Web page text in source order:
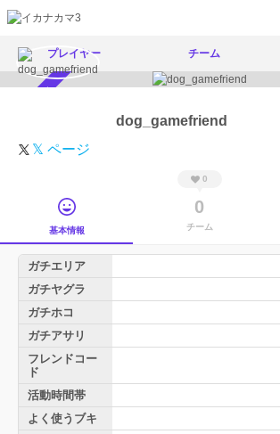
プレイヤー チーム
dog_gamefriend
𝕏 ページ
基本情報
0
0
チーム
ガチエリア
ガチヤグラ
ガチホコ
ガチアサリ
フレンドコー
ド
活動時間帯
よく使うブキ